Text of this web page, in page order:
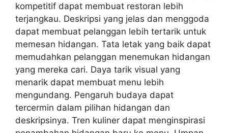
kompetitif dapat membuat restoran lebih
terjangkau. Deskripsi yang jelas dan menggoda
dapat membuat pelanggan lebih tertarik untuk
memesan hidangan. Tata letak yang baik dapat
memudahkan pelanggan menemukan hidangan
yang mereka cari. Daya tarik visual yang
menarik dapat membuat menu lebih
mengundang. Pengaruh budaya dapat
tercermin dalam pilihan hidangan dan
deskripsinya. Tren kuliner dapat menginspirasi